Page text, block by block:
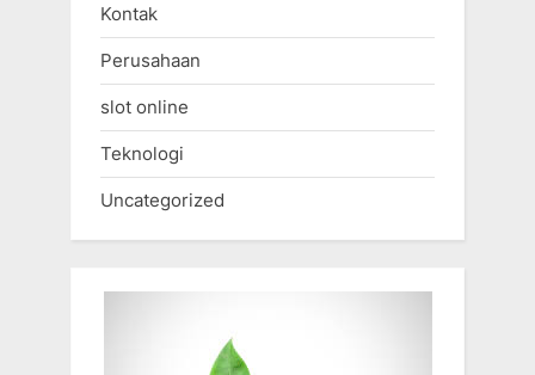
Kontak
Perusahaan
slot online
Teknologi
Uncategorized